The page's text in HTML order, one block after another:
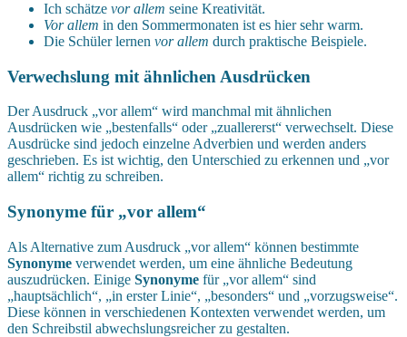
Ich schätze vor allem seine Kreativität.
Vor allem in den Sommermonaten ist es hier sehr warm.
Die Schüler lernen vor allem durch praktische Beispiele.
Verwechslung mit ähnlichen Ausdrücken
Der Ausdruck „vor allem“ wird manchmal mit ähnlichen
Ausdrücken wie „bestenfalls“ oder „zuallererst“ verwechselt. Diese
Ausdrücke sind jedoch einzelne Adverbien und werden anders
geschrieben. Es ist wichtig, den Unterschied zu erkennen und „vor
allem“ richtig zu schreiben.
Synonyme für „vor allem“
Als Alternative zum Ausdruck „vor allem“ können bestimmte
Synonyme verwendet werden, um eine ähnliche Bedeutung
auszudrücken. Einige Synonyme für „vor allem“ sind
„hauptsächlich“, „in erster Linie“, „besonders“ und „vorzugsweise“.
Diese können in verschiedenen Kontexten verwendet werden, um
den Schreibstil abwechslungsreicher zu gestalten.